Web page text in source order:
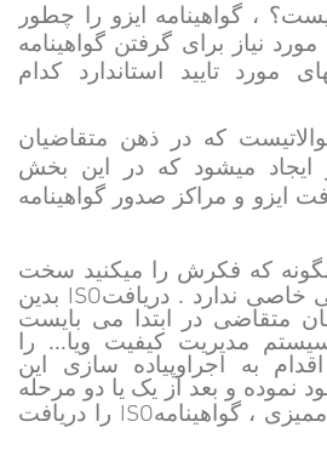
، گواهینامه ایزو را چطور
نیاز برای گرفتن گواهینامه
مورد تایید استاندارد کدام
که در ذهن متقاضیان
ایجاد میشود که در این بخش
ایزو و مراکز صدور گواهینامه
که فکرش را میکنید سخت
خاصی ندارد . دریافتISO بدین
متقاضی در ابتدا می بایست
مدیریت کیفیت ویا... را
به اجراوپیاده سازی این
نموده و بعد از یک یا دو مرحله
، گواهینامهISO را دریافت